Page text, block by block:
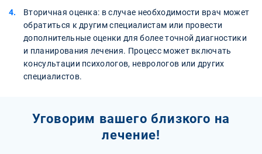
Вторичная оценка: в случае необходимости врач может
обратиться к другим специалистам или провести
дополнительные оценки для более точной диагностики
и планирования лечения. Процесс может включать
консультации психологов, неврологов или других
специалистов.
Уговорим вашего близкого на
лечение!